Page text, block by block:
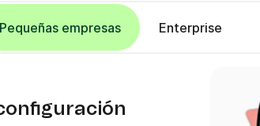
Pequeñas empresas Enterprise